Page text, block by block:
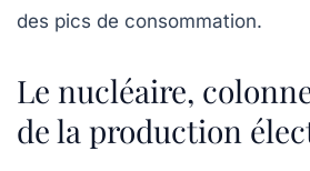
des pics de consommation.
Le nucléaire,
de la production